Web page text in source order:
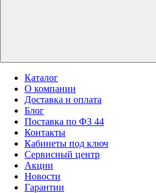
Каталог
О компании
Доставка и оплата
Блог
Поставка по ФЗ 44
Контакты
Кабинеты под ключ
Сервисный центр
Акции
Новости
Гарантии